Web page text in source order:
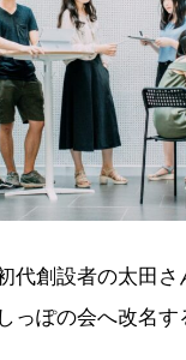
代創設者の太田
っぽの会へ改名